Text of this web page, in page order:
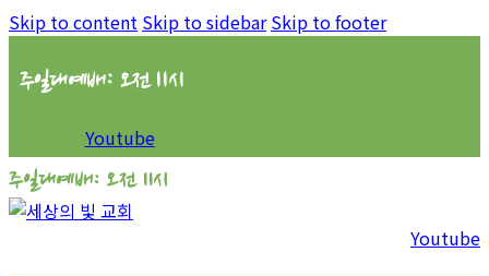
Skip to content Skip to sidebar Skip to footer
주일대예배: 오전 11시
Youtube
주일대예배: 오전 11시
Youtube